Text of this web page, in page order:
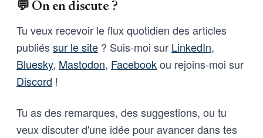
💬 On en discute ?
Tu veux recevoir le flux quotidien des articles
publiéssur le site ? Suis-moi sur LinkedIn,
Bluesky, Mastodon, Facebookou rejoins-moi sur
Discord !
Tu as des remarques, des suggestions, ou tu
veux discuter d'une idée pour avancer dans tes